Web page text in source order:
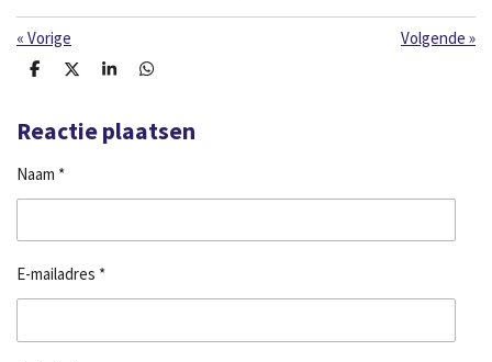
« Vorige Volgende »
D
e
n
D
l
S
r
e
D
e
n
Reactie plaatsen
Naam *
E-mailadres *